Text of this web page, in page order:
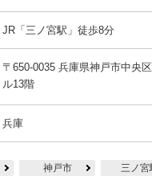
JR「三ノ宮駅」徒歩8分
〒650-0035 兵庫県神戸市中央
ル13階
兵庫
神戸市 三ノ宮